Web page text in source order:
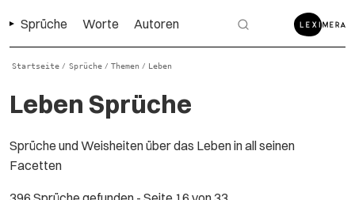
Sprüche Worte Autoren
Startseite / Sprüche / Themen / Leben
Leben Sprüche
Sprüche und Weisheiten über das Leben in all seinen
Facetten